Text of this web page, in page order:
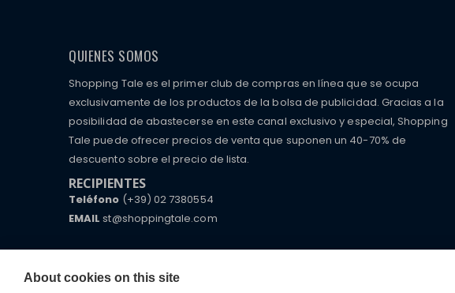
About cookies on this site
QUIENES SOMOS
Shopping Tale es el primer club de compras en línea que se ocupa
exclusivamente de los productos de la bolsa de publicidad. Gracias a la
posibilidad de abastecerse en este canal exclusivo y especial, Shopping
Tale puede ofrecer precios de venta que suponen un 40-70% de
descuento sobre el precio de lista.
RECIPIENTES
Teléfono (+39) 02 7380554
EMAIL st@shoppingtale.com
receive great care and attention, even from a distance.
watches, which of course are